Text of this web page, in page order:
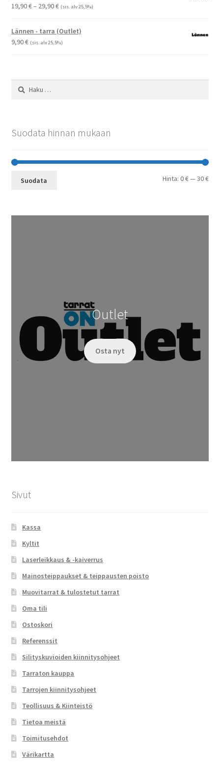
19,90€– 29,90€Hintaluokka:
-
29,90 €
(sis. alv 25,5%)
Lännen - tarra (Outlet)
9,90€ (sis. alv 25,5%)
Haku:
Suodata hinnan mukaan
Suodata Hinta:0 €—30 €
Outlet
Osta nyt
Sivut
Kassa
Kyltit
Laserleikkaus & -kaiverrus
Mainosteippaukset & teippausten poisto
Muovitarrat & tulostetut tarrat
Oma tili
Ostoskori
Referenssit
Silityskuvioiden kiinnitysohjeet
Tarraton kauppa
Tarrojen kiinnitysohjeet
Teollisuus & Kiinteistö
Tietoa meistä
Toimitusehdot
Värikartta